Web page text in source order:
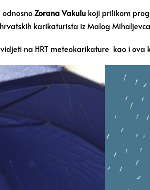
Zorana Vakulu koji prilikom
karikaturista iz Malog
na HRT meteokarikature kao i ova